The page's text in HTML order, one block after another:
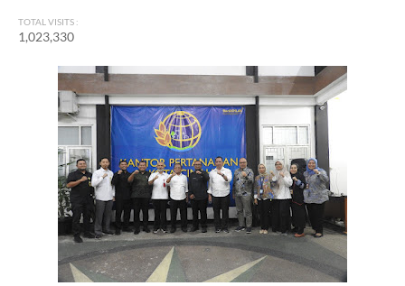
TOTAL VISITS :
1,023,330